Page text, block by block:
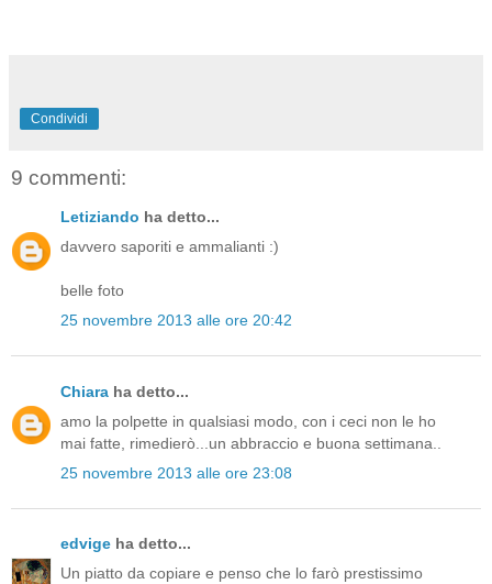
Condividi
9 commenti:
Letiziando ha detto...
davvero saporiti e ammalianti :)
belle foto
25 novembre 2013 alle ore 20:42
Chiara ha detto...
amo la polpette in qualsiasi modo, con i ceci non le ho
mai fatte, rimedierò...un abbraccio e buona settimana..
25 novembre 2013 alle ore 23:08
edvige ha detto...
Un piatto da copiare e penso che lo farò prestissimo